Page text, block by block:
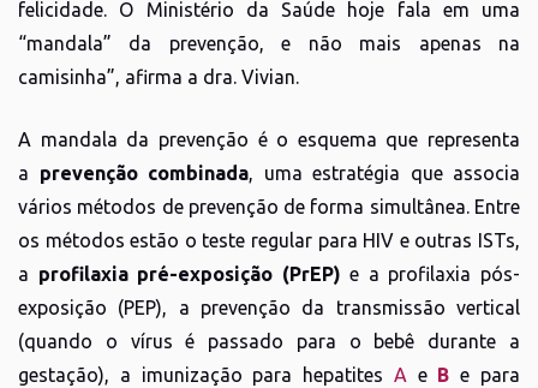
felicidade. O Ministério da Saúde hoje fala em uma
“mandala” da prevenção, e não mais apenas na
camisinha”, afirma a dra. Vivian.
A mandala da prevenção é o esquema que representa
a prevenção combinada, uma estratégia que associa
vários métodos de prevenção de forma simultânea. Entre
os métodos estão o teste regular para HIV e outras ISTs,
a profilaxia pré-exposição (PrEP) e a profilaxia pós-
exposição (PEP), a prevenção da transmissão vertical
(quando o vírus é passado para o bebê durante a
gestação), a imunização para hepatites A e B e para